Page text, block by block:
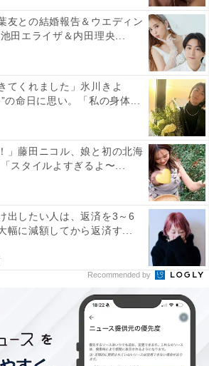
友との結婚報告＆ウエディン
田エライザ＆内田理央...
てくれました」氷川きよ
の命日に思い。「私の身体...
」藤田ニコル、娘と初の北海
スタイルよすぎるよ〜...
出したい人は、返済を3～6
幅に減額してから返済す...
Recommended by